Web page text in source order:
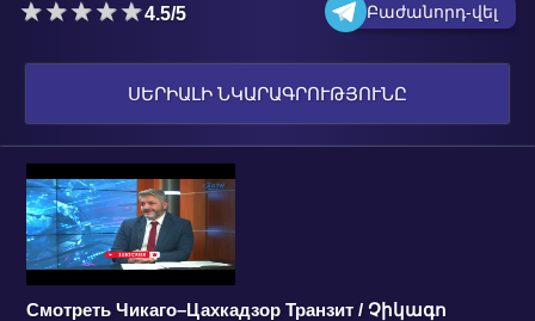
4.5/5 Բաժանորդ-վել
ՍԵՐԻԱԼԻ ՆԿԱՐԱԳՐՈՒԹՅՈՒՆԸ
Смотреть Чикаго–Цахкадзор Транзит / Չիկագո